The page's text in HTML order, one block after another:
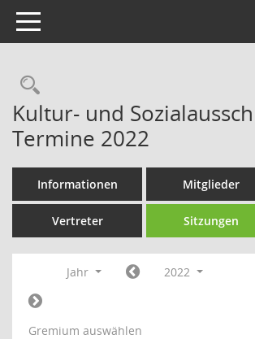
Toggle navigation
Rechercheauswahl
Kultur- und
Termine 2022
Informationen Mitglieder
Vertreter Sitzungen
Jahr 2022
Gremium auswählen